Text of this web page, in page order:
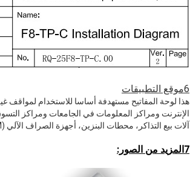
6موقع التطبيقات
هذا لوحة المفاتيح مستهدفة أساسا للاستخدام
الإنترنت ومراكز المعلومات في الجامعات ومراكز
آلات بيع التذاكر، محطات البنزين، أجهزة الصراف الآلي (ATM/CDM) ، الهواتف العامة عبر الإنترنت، الخ.
7المزيد من الصور: